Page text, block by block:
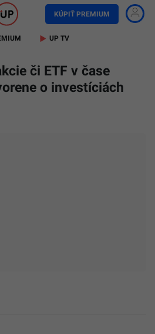
KÚPIŤ PREMIUM
UP TV
či ETF v čase
o investíciách